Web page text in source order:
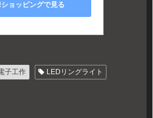
ョッピングで見る
子工作
LEDリングライト